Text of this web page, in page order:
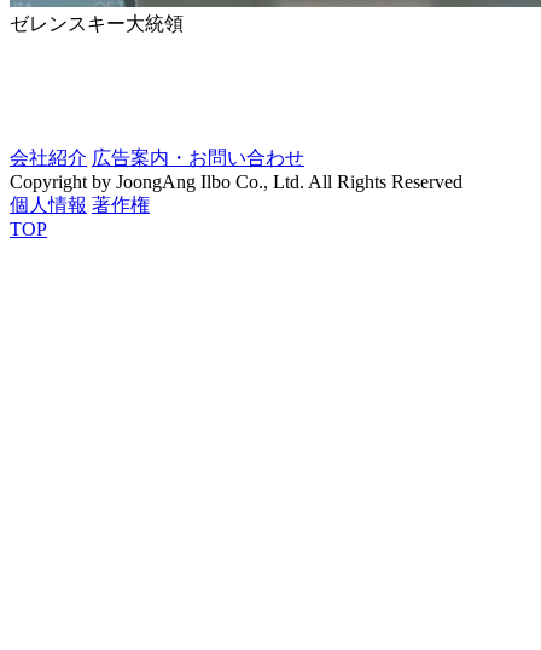
ゼレンスキー大統領
会社紹介 広告案内・お問い合わせ
Copyright by JoongAng Ilbo Co., Ltd. All Rights Reserved
個人情報 著作権
TOP